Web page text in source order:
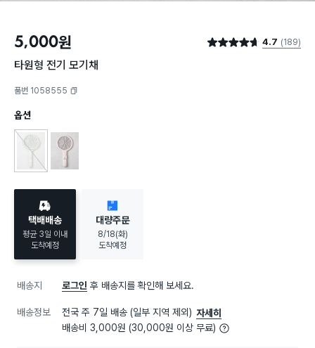
5,000원 별점 4.7점 4.7 (189)
타원형 전기 모기채
품번 1058555
옵션
회전형 전기 모기채
택배배송
평균 3일 이내
도착예정
대량주문
8/18(화)
도착예정
배송지 로그인 후 배송지를 확인해 보세요.
배송정보 전국 주 7일 배송 (일부 지역 제외) 자세히
배송비 3,000원 (30,000원 이상 무료)